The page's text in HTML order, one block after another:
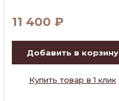
11 400 ₽
Добавить в корзину
Купить товар в 1 клик